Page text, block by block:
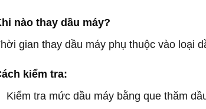
nào thay dầu máy?
gian thay dầu máy phụ thuộc vào loại
kiểm tra:
Kiểm tra mức dầu máy bằng que thăm